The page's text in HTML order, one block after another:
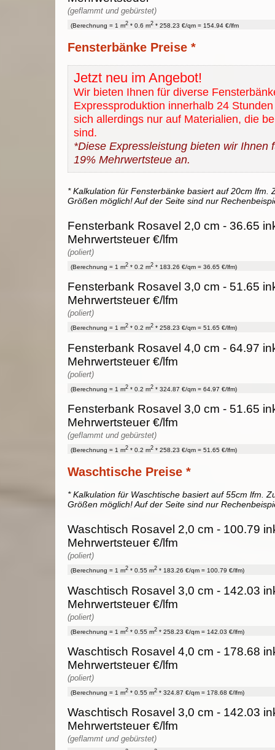
(geflammt und gebürstet)
(Berechnung = 1 m2 * 0.6 m2 * 258.23 €/qm = 154.94 €/lfm
Fensterbänke Preise *
Jetzt neu im Angebot!
Wir bieten Ihnen für diverse
Expressproduktion innerhalb 24
sich allerdings nur auf Materialien, die
sind.
*Diese Expressleistung bieten wir Ihnen
19% Mehrwertsteue an.
* Kalkulation für Fensterbänke basiert auf 20cm lfm.
Größen möglich! Auf der Seite sind nur
Fensterbank Rosavel 2,0 cm - 36.65
Mehrwertsteuer €/lfm
(poliert)
(Berechnung = 1 m2 * 0.2 m2 * 183.26 €/qm = 36.65 €/lfm)
Fensterbank Rosavel 3,0 cm - 51.65
Mehrwertsteuer €/lfm
(poliert)
(Berechnung = 1 m2 * 0.2 m2 * 258.23 €/qm = 51.65 €/lfm)
Fensterbank Rosavel 4,0 cm - 64.97
Mehrwertsteuer €/lfm
(poliert)
(Berechnung = 1 m2 * 0.2 m2 * 324.87 €/qm = 64.97 €/lfm)
Fensterbank Rosavel 3,0 cm - 51.65
Mehrwertsteuer €/lfm
(geflammt und gebürstet)
(Berechnung = 1 m2 * 0.2 m2 * 258.23 €/qm = 51.65 €/lfm)
Waschtische Preise *
* Kalkulation für Waschtische basiert auf 55cm lfm.
Größen möglich! Auf der Seite sind nur
Waschtisch Rosavel 2,0 cm - 100.79
Mehrwertsteuer €/lfm
(poliert)
(Berechnung = 1 m2 * 0.55 m2 * 183.26 €/qm = 100.79 €/lfm)
Waschtisch Rosavel 3,0 cm - 142.03
Mehrwertsteuer €/lfm
(poliert)
(Berechnung = 1 m2 * 0.55 m2 * 258.23 €/qm = 142.03 €/lfm)
Waschtisch Rosavel 4,0 cm - 178.68
Mehrwertsteuer €/lfm
(poliert)
(Berechnung = 1 m2 * 0.55 m2 * 324.87 €/qm = 178.68 €/lfm)
Waschtisch Rosavel 3,0 cm - 142.03
Mehrwertsteuer €/lfm
(geflammt und gebürstet)